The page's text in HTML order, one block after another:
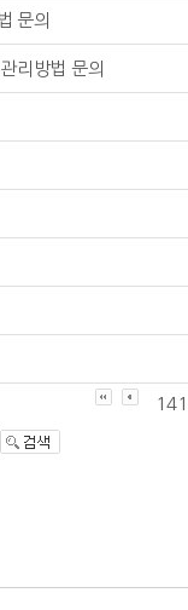
문의
리방법 문의
141